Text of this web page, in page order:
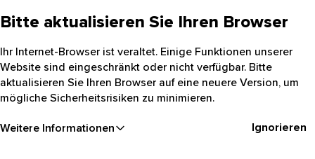
Bitte aktualisieren Sie Ihren Browser
Ihr Internet-Browser ist veraltet. Einige Funktionen unserer
Website sind eingeschränkt oder nicht verfügbar. Bitte
aktualisieren Sie Ihren Browser auf eine neuere Version, um
mögliche Sicherheitsrisiken zu minimieren.
Weitere Informationen Ignorieren